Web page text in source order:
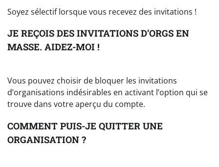
Soyez sélectif lorsque vous recevez des invitations !
JE REÇOIS DES INVITATIONS D’ORGS EN
MASSE. AIDEZ-MOI !
Vous pouvez choisir de bloquer les invitations
d’organisations indésirables en activant l’option qui se
trouve dans votre aperçu du compte.
COMMENT PUIS-JE QUITTER UNE
ORGANISATION ?